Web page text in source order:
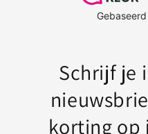
Schrijf je
korting op